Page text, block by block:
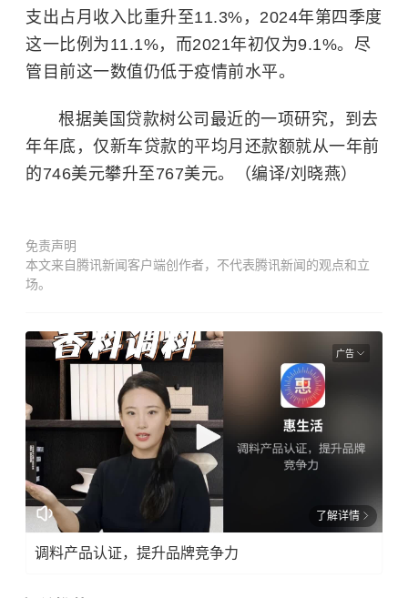
支出占月收入比重升至11.3%，2024年第四季度
这一比例为11.1%，而2021年初仅为9.1%。尽
管目前这一数值仍低于疫情前水平。
根据美国贷款树公司最近的一项研究，到去
年年底，仅新车贷款的平均月还款额就从一年前
的746美元攀升至767美元。（编译/刘晓燕）
免责声明
本文来自腾讯新闻客户端创作者，不代表腾讯新闻的观点和立
场。
广告
了解详情
调料产品认证，提升品牌竞争力